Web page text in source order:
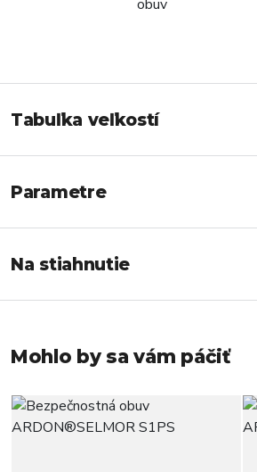
Tabuľka veľkostí
Parametre
Na stiahnutie
Mohlo by sa vám páčiť